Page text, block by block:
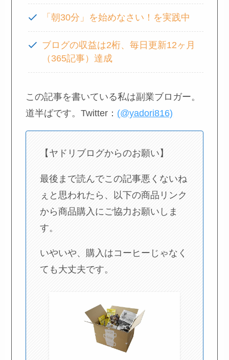
「朝30分」を始めなさい！を実践中
ブログの収益は2桁、毎日更新12ヶ月
（365記事）達成
この記事を書いている私は副業ブロガー。
道半ばです。Twitter： (@yadori816)
【ヤドリブログからのお願い】
最後まで読んでこの記事悪くないね
ぇと思われたら、以下の商品リンク
から商品購入にご協力お願いしま
す。
いやいや、購入はコーヒーじゃなく
ても大丈夫です。